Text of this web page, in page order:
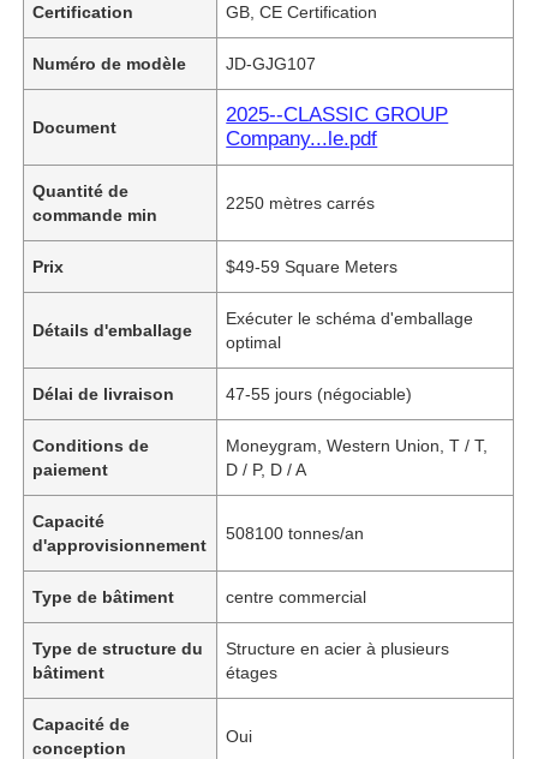
Certification GB, CE Certification
Numéro de modèle JD-GJG107
Document
2025--CLASSIC GROUP
Company...le.pdf
Quantité de
commande min
2250 mètres carrés
Prix $49-59 Square Meters
Détails d'emballage
Exécuter le schéma d'emballage
optimal
Délai de livraison 47-55 jours (négociable)
Conditions de
paiement
Moneygram, Western Union, T / T,
D / P, D / A
Capacité
d'approvisionnement
508100 tonnes/an
Type de bâtiment centre commercial
Type de structure du
bâtiment
Structure en acier à plusieurs
étages
Capacité de
conception
Oui